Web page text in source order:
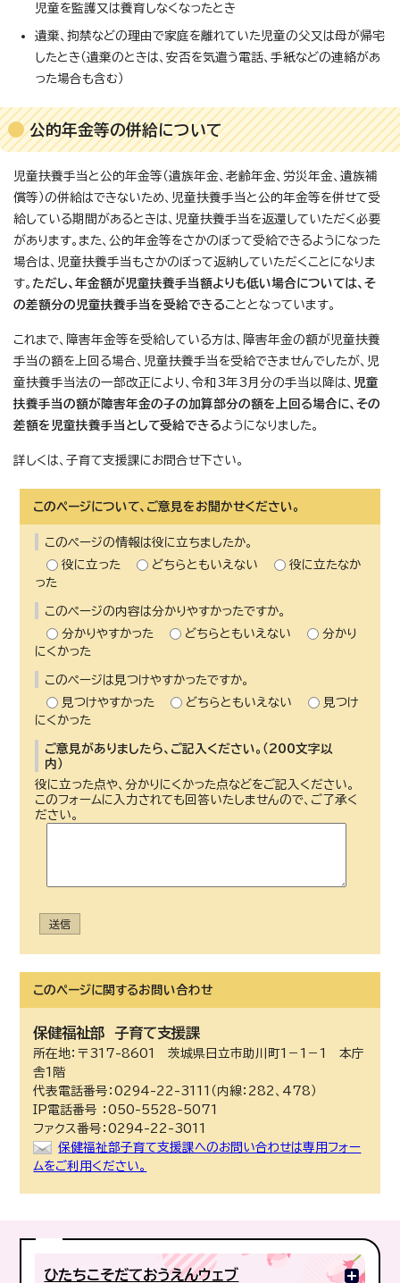
児童を監護又は養育しなくなったとき
遺棄、拘禁などの理由で家庭を離れていた児童の父又は母が帰宅
したとき（遺棄のときは、安否を気遣う電話、手紙などの連絡があ
った場合も含む）
公的年金等の併給について
児童扶養手当と公的年金等（遺族年金、老齢年金、労災年金、遺族補
償等）の併給はできないため、児童扶養手当と公的年金等を併せて受
給している期間があるときは、児童扶養手当を返還していただく必要
があります。また、公的年金等をさかのぼって受給できるようになった
場合は、児童扶養手当もさかのぼって返納していただくことになりま
す。 ただし、年金額が児童扶養手当額よりも低い場合については、そ
の差額分の児童扶養手当を受給できることとなっています。
これまで、障害年金等を受給している方は、障害年金の額が児童扶養
手当の額を上回る場合、児童扶養手当を受給できませんでしたが、児
童扶養手当法の一部改正により、令和3年3月分の手当以降は、 児童
扶養手当の額が障害年金の子の加算部分の額を上回る場合に、その
差額を児童扶養手当として受給できるようになりました。
詳しくは、子育て支援課にお問合せ下さい。
このページについて、ご意見をお聞かせください。
このページの情報は役に立ちましたか。
役に立った
どちらともいえない
役に立たなか
った
このページの内容は分かりやすかったですか。
分かりやすかった
どちらともいえない
分かり
にくかった
このページは見つけやすかったですか。
見つけやすかった
どちらともいえない
見つけ
にくかった
ご意見がありましたら、ご記入ください。（200文字以
内）
役に立った点や、分かりにくかった点などをご記入ください。
このフォームに入力されても回答いたしませんので、ご了承く
ださい。
送信
このページに関するお問い合わせ
保健福祉部子育て支援課
所在地：〒317-8601 茨城県日立市助川町1－1－1 本庁
舎1階
代表電話番号：0294-22-3111（内線：282、478）
IP電話番号 ：050-5528-5071
ファクス番号：0294-22-3011
保健福祉部子育て支援課へのお問い合わせは専用フォー
ムをご利用ください。
ひたちこそだておうえんウェブ